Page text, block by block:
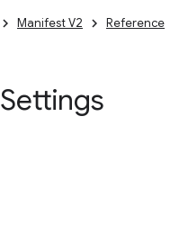
Manifest V2 Reference
Settings